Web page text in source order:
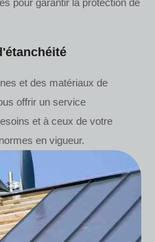
pour garantir la protection de
et des matériaux de
offrir un service
et à ceux de votre
en vigueur.